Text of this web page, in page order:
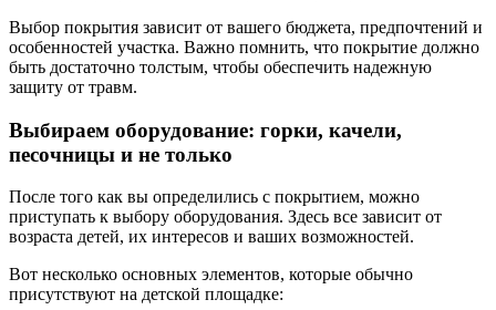
Выбор покрытия зависит от вашего бюджета, предпочтений и
особенностей участка. Важно помнить, что покрытие должно
быть достаточно толстым, чтобы обеспечить надежную
защиту от травм.
Выбираем оборудование: горки, качели,
песочницы и не только
После того как вы определились с покрытием, можно
приступать к выбору оборудования. Здесь все зависит от
возраста детей, их интересов и ваших возможностей.
Вот несколько основных элементов, которые обычно
присутствуют на детской площадке: